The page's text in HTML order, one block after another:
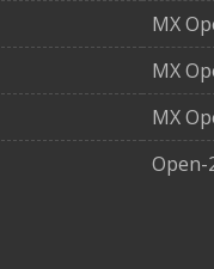
MX
MX
MX
Open-